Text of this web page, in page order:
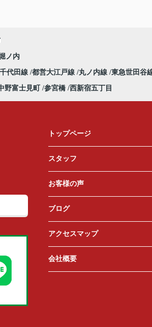
ノ内
千代田線 都営大江戸線 丸ノ内線 東急世田谷
野富士見町 参宮橋 西新宿五丁目
トップページ
スタッフ
お客様の声
ブログ
アクセスマップ
会社概要